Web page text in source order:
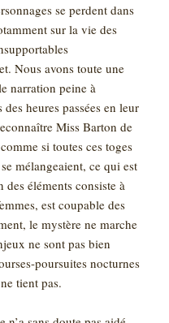
se perdent dans
sur la vie des
Nous avons toute une
narration peine à
heures passées en leur
Miss Barton de
si toutes ces toges
mélangeaient, ce qui est
éléments consiste à
est coupable des
le mystère ne marche
ne sont pas bien
poursuites nocturnes
tient pas.